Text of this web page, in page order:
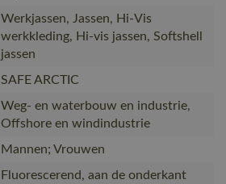
Werkjassen, Jassen, Hi-Vis
werkkleding, Hi-vis jassen, Softshell
jassen
SAFE ARCTIC
Weg- en waterbouw en industrie,
Offshore en windindustrie
Mannen; Vrouwen
Fluorescerend, aan de onderkant